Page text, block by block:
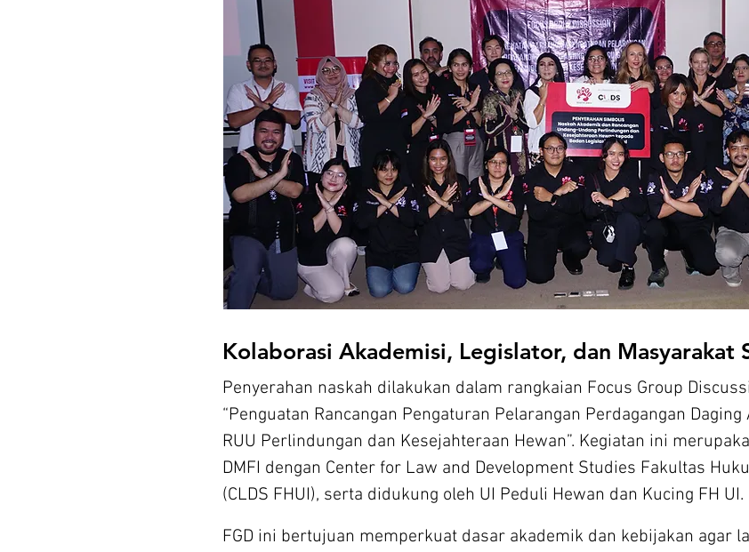
Kolaborasi Akademisi, Legislator, dan Masyarakat
Penyerahan naskah dilakukan dalam rangkaian Focus Group
“Penguatan Rancangan Pengaturan Pelarangan Perdagangan
RUU Perlindungan dan Kesejahteraan Hewan”. Kegiatan ini
DMFI dengan Center for Law and Development Studies Fakultas
(CLDS FHUI), serta didukung oleh UI Peduli Hewan dan Kucing FH UI.
FGD ini bertujuan memperkuat dasar akademik dan kebijakan agar